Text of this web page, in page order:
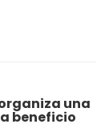
una
beneficio